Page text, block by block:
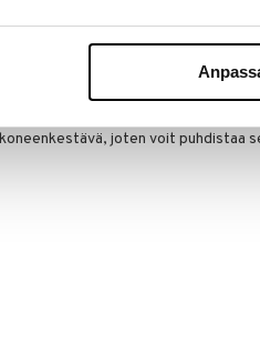
Ja kätevän
on ruostumattomasta teräksestä
joten voit puhdistaa